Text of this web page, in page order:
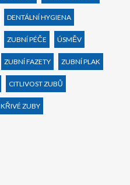
DENTÁLNÍ HYGIENA
ZUBNÍ PÉČE ÚSMĚV
ZUBNÍ FAZETY ZUBNÍ PLAK
CITLIVOST ZUBŮ
KŘIVÉ ZUBY